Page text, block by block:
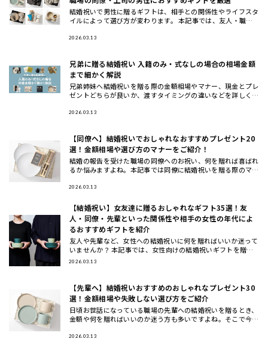
結婚祝いで男性に贈るギフトは、相手との関係性やライフスタ
イルによって選び方が変わります。 本記事では、友人・職場
代・30代・4
2026.03.13
兄弟に贈る結婚祝い 入籍のみ・式なしの場合の相場金額
まで細かく解説
兄弟姉妹へ結婚祝いを贈る際の金額相場やマナー、現金とプレ
ゼントどちらが良いか、渡すタイミングの違いなどを詳しく解
いギフトの選
2026.03.13
【同僚へ】結婚祝いでおしゃれなおすすめプレゼント20
選！金額相場や選び方のマナーをご紹介！
結婚の報告を受けた職場の同僚へのお祝い、何を贈れば喜ばれ
るか悩みますよね。本記事では同僚に結婚祝いを贈る際のマナ
ゼント20選
2026.03.13
【結婚祝い】女友達に贈るおしゃれなギフト35選！友
人・同僚・先輩といった関係性や相手の女性の年代によ
るおすすめギフトを紹介
友人や先輩など、女性への結婚祝いに何を贈ればいいか迷って
いませんか？ 本記事では、女性向けの結婚祝いギフトを贈る
相手別（女友達・同僚・先輩/上司・後輩/部下）と、年代別
2026.03.13
【先輩へ】結婚祝いおすすめのおしゃれなプレゼント30
選！金額相場や失敗しない選び方をご紹介
日頃お世話になっている職場の先輩への結婚祝いを贈るとき、
金額や何を贈ればいいのか迷う方も多いですよね。そこで今回
などのマナー
2026.03.13